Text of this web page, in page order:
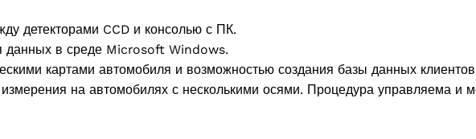
детекторами CCD и консолью с ПК.
данных в среде Microsoft Windows.
картами автомобиля и возможностью создания базы данных
на автомобилях с несколькими осями. Процедура управляема и